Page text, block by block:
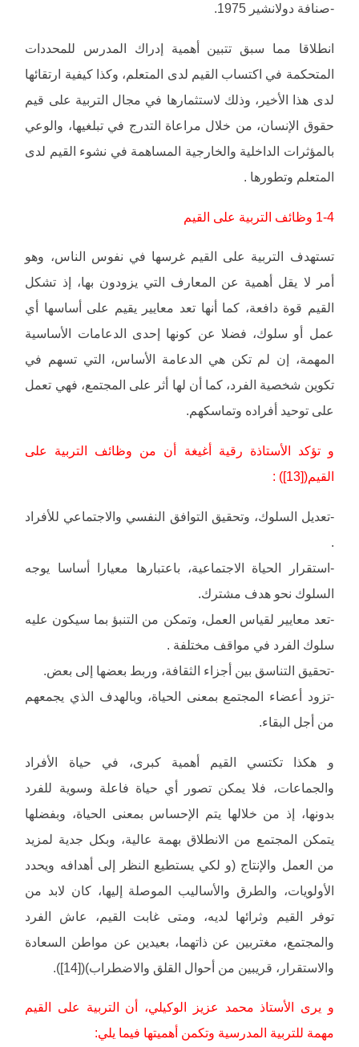
-صنافة دولانشير 1975.
انطلاقا مما سبق تتبين أهمية إدراك المدرس للمحددات
المتحكمة في اكتساب القيم لدى المتعلم، وكذا كيفية ارتقائها
لدى هذا الأخير، وذلك لاستثمارها في مجال التربية على قيم
حقوق الإنسان، من خلال مراعاة التدرج في تبلغيها، والوعي
بالمؤثرات الداخلية والخارجية المساهمة في نشوء القيم لدى
المتعلم وتطورها .
1-4 وظائف التربية على القيم
تستهدف التربية على القيم غرسها في نفوس الناس، وهو
أمر لا يقل أهمية عن المعارف التي يزودون بها، إذ تشكل
القيم قوة دافعة، كما أنها تعد معايير يقيم على أساسها أي
عمل أو سلوك، فضلا عن كونها إحدى الدعامات الأساسية
المهمة، إن لم تكن هي الدعامة الأساس، التي تسهم في
تكوين شخصية الفرد، كما أن لها أثر على المجتمع، فهي تعمل
على توحيد أفراده وتماسكهم.
و تؤكد الأستاذة رقية أغيغة أن من وظائف التربية على
القيم([13]) :
-تعديل السلوك، وتحقيق التوافق النفسي والاجتماعي للأفراد
.
-استقرار الحياة الاجتماعية، باعتبارها معيارا أساسا يوجه
السلوك نحو هدف مشترك.
-تعد معايير لقياس العمل، وتمكن من التنبؤ بما سيكون عليه
سلوك الفرد في مواقف مختلفة .
-تحقيق التناسق بين أجزاء الثقافة، وربط بعضها إلى بعض.
-تزود أعضاء المجتمع بمعنى الحياة، وبالهدف الذي يجمعهم
من أجل البقاء.
و هكذا تكتسي القيم أهمية كبرى، في حياة الأفراد
والجماعات، فلا يمكن تصور أي حياة فاعلة وسوية للفرد
بدونها، إذ من خلالها يتم الإحساس بمعنى الحياة، وبفضلها
يتمكن المجتمع من الانطلاق بهمة عالية، وبكل جدية لمزيد
من العمل والإنتاج (و لكي يستطيع النظر إلى أهدافه ويحدد
الأولويات، والطرق والأساليب الموصلة إليها، كان لابد من
توفر القيم وثرائها لديه، ومتى غابت القيم، عاش الفرد
والمجتمع، مغتربين عن ذاتهما، بعيدين عن مواطن السعادة
والاستقرار، قريبين من أحوال القلق والاضطراب)([14]).
و يرى الأستاذ محمد عزيز الوكيلي، أن التربية على القيم
مهمة للتربية المدرسية وتكمن أهميتها فيما يلي: